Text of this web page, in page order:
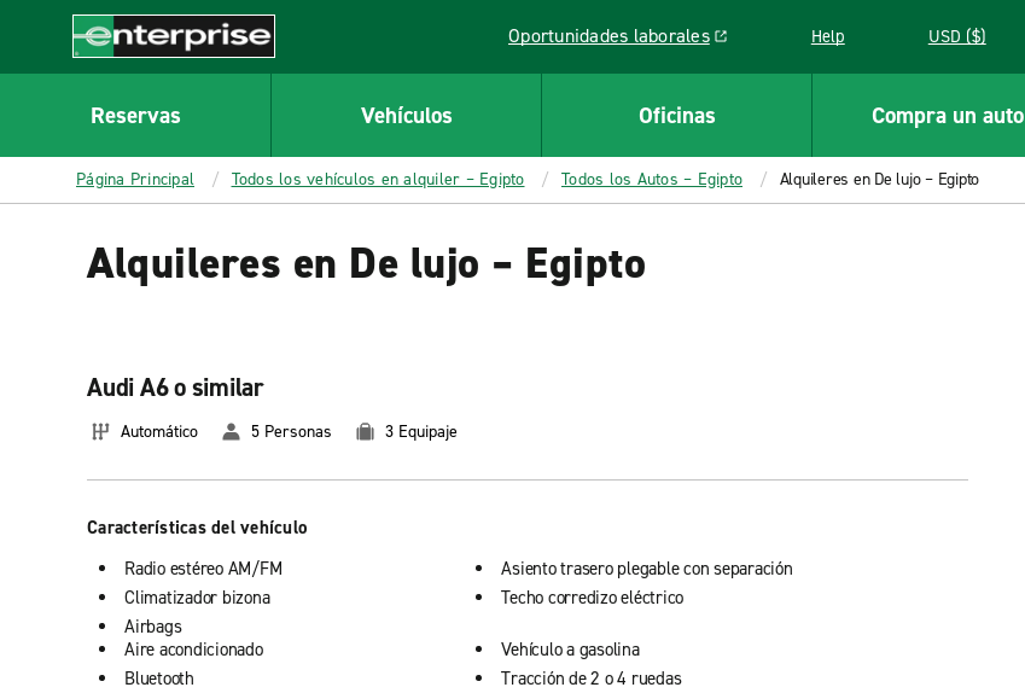
CONTENT
Enterprise
Oportunidades laborales
Link opens in a new window Help USD ($)
Reservas Vehículos Oficinas Compra un auto
Página Principal Todos los vehículos en alquiler – Egipto Todos los Autos – Egipto Alquileres en De lujo – Egipto
Alquileres en De lujo – Egipto
Audi A6 o similar
Automático 5 Personas 3 Equipaje
Características del vehículo
Radio estéreo AM/FM
Climatizador bizona
Airbags
Asiento trasero plegable con separación
Techo corredizo eléctrico
Aire acondicionado
Bluetooth
Vehículo a gasolina
Tracción de 2 o 4 ruedas